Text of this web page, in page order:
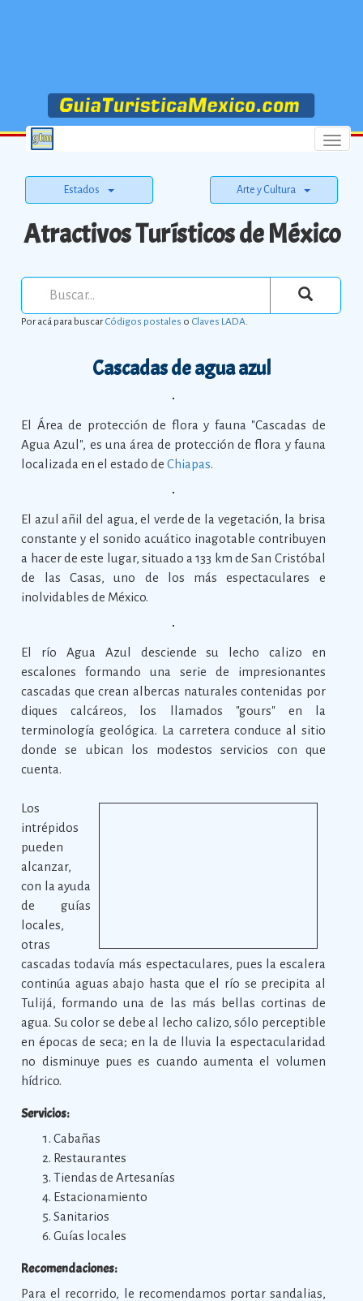
Menu
Estados Arte y Cultura
Atractivos Turísticos de México
Por acá para buscarCódigos postales o Claves LADA.
Cascadas de agua azul
El Área de protección de flora y fauna "Cascadas de
Agua Azul", es una área de protección de flora y fauna
localizada en el estado deChiapas.
El azul añil del agua, el verde de la vegetación, la brisa
constante y el sonido acuático inagotable contribuyen
a hacer de este lugar, situado a 133 km de San Cristóbal
de las Casas, uno de los más espectaculares e
inolvidables de México.
El río Agua Azul desciende su lecho calizo en
escalones formando una serie de impresionantes
cascadas que crean albercas naturales contenidas por
diques calcáreos, los llamados "gours" en la
terminología geológica. La carretera conduce al sitio
donde se ubican los modestos servicios con que
cuenta.
Los
intrépidos
pueden
alcanzar,
con la ayuda
de guías
locales,
otras
cascadas todavía más espectaculares, pues la escalera
continúa aguas abajo hasta que el río se precipita al
Tulijá, formando una de las más bellas cortinas de
agua. Su color se debe al lecho calizo, sólo perceptible
en épocas de seca; en la de lluvia la espectacularidad
no disminuye pues es cuando aumenta el volumen
hídrico.
Servicios:
Cabañas
Restaurantes
Tiendas de Artesanías
Estacionamiento
Sanitarios
Guías locales
Recomendaciones:
Para el recorrido, le recomendamos portar sandalias,